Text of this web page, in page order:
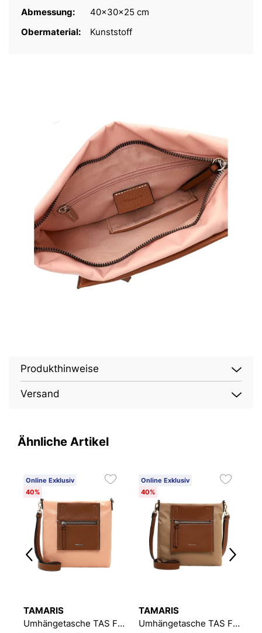
Abmessung:
40x30x25 cm
Obermaterial:
Kunststoff
Produkthinweise
Versand
Ähnliche Artikel
Online Exklusiv
40%
TAMARIS
Umhängetasche TAS Fabrizia
Online Exklusiv
40%
TAMARIS
Umhängetasche TAS Fabrizia